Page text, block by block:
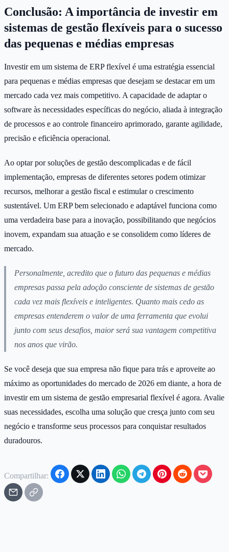
Conclusão: A importância de investir em
sistemas de gestão flexíveis para o sucesso
das pequenas e médias empresas
Investir em um sistema de ERP flexível é uma estratégia essencial
para pequenas e médias empresas que desejam se destacar em um
mercado cada vez mais competitivo. A capacidade de adaptar o
software às necessidades específicas do negócio, aliada à integração
de processos e ao controle financeiro aprimorado, garante agilidade,
precisão e eficiência operacional.
Ao optar por soluções de gestão descomplicadas e de fácil
implementação, empresas de diferentes setores podem otimizar
recursos, melhorar a gestão fiscal e estimular o crescimento
sustentável. Um ERP bem selecionado e adaptável funciona como
uma verdadeira base para a inovação, possibilitando que negócios
inovem, expandam sua atuação e se consolidem como líderes de
mercado.
Personalmente, acredito que o futuro das pequenas e médias
empresas passa pela adoção consciente de sistemas de gestão
cada vez mais flexíveis e inteligentes. Quanto mais cedo as
empresas entenderem o valor de uma ferramenta que evolui
junto com seus desafios, maior será sua vantagem competitiva
nos anos que virão.
Se você deseja que sua empresa não fique para trás e aproveite ao
máximo as oportunidades do mercado de 2026 em diante, a hora de
investir em um sistema de gestão empresarial flexível é agora. Avalie
suas necessidades, escolha uma solução que cresça junto com seu
negócio e transforme seus processos para conquistar resultados
duradouros.
Compartilhar: